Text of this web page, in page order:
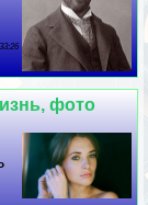
фото